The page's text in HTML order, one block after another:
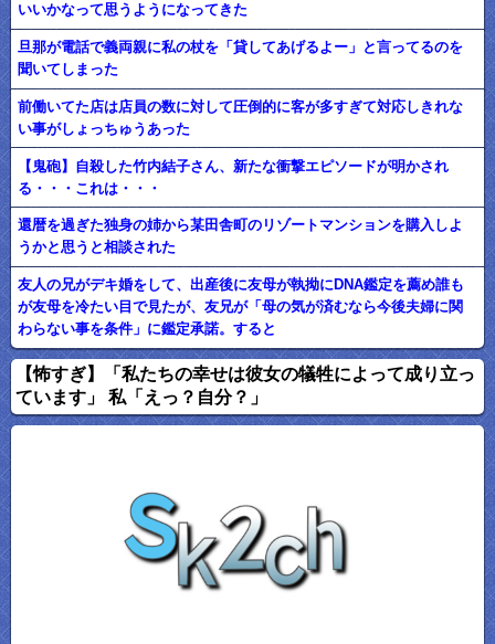
いいかなって思うようになってきた
旦那が電話で義両親に私の杖を「貸してあげるよー」と言ってるのを
聞いてしまった
前働いてた店は店員の数に対して圧倒的に客が多すぎて対応しきれな
い事がしょっちゅうあった
【鬼砲】自殺した竹内結子さん、新たな衝撃エピソードが明かされ
る・・・これは・・・
還暦を過ぎた独身の姉から某田舎町のリゾートマンションを購入しよ
うかと思うと相談された
友人の兄がデキ婚をして、出産後に友母が執拗にDNA鑑定を薦め誰も
が友母を冷たい目で見たが、友兄が「母の気が済むなら今後夫婦に関
わらない事を条件」に鑑定承諾。すると
【怖すぎ】「私たちの幸せは彼女の犠牲によって成り立っ
ています」 私「えっ？自分？」